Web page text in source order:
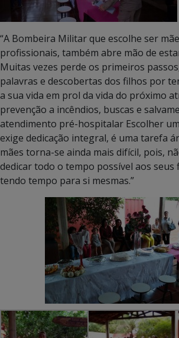
“A Bombeira Militar que escolhe ser
profissionais, também abre mão de
Muitas vezes perde os primeiros
palavras e descobertas dos filhos por
a sua vida em prol da vida do próximo
prevenção a incêndios, buscas e
atendimento pré-hospitalar Escolher
exige dedicação integral, é uma tarefa
mães torna-se ainda mais difícil, pois,
dedicar todo o tempo possível aos seus
tendo tempo para si mesmas.”